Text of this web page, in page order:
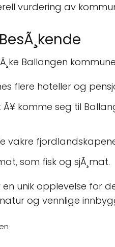
vurdering av
Ballangen
flere hoteller og
Ã¥ komme seg til
vakre
som fisk og sjÃ¸mat.
unik opplevelse for
og vennlige